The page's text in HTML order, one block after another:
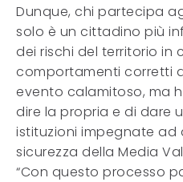
Dunque, chi partecipa
solo è un cittadino più
dei rischi del territorio in
comportamenti corretti
evento calamitoso, ma
dire la propria e di dare
istituzioni impegnate ad
sicurezza della Media
“Con questo processo